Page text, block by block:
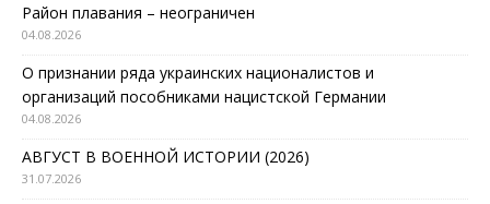
Район плавания – неограничен
04.08.2026
О признании ряда украинских националистов и
организаций пособниками нацистской Германии
04.08.2026
АВГУСТ В ВОЕННОЙ ИСТОРИИ (2026)
31.07.2026